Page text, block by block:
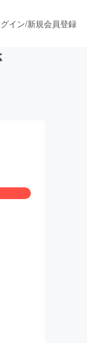
イン/新規会員登録